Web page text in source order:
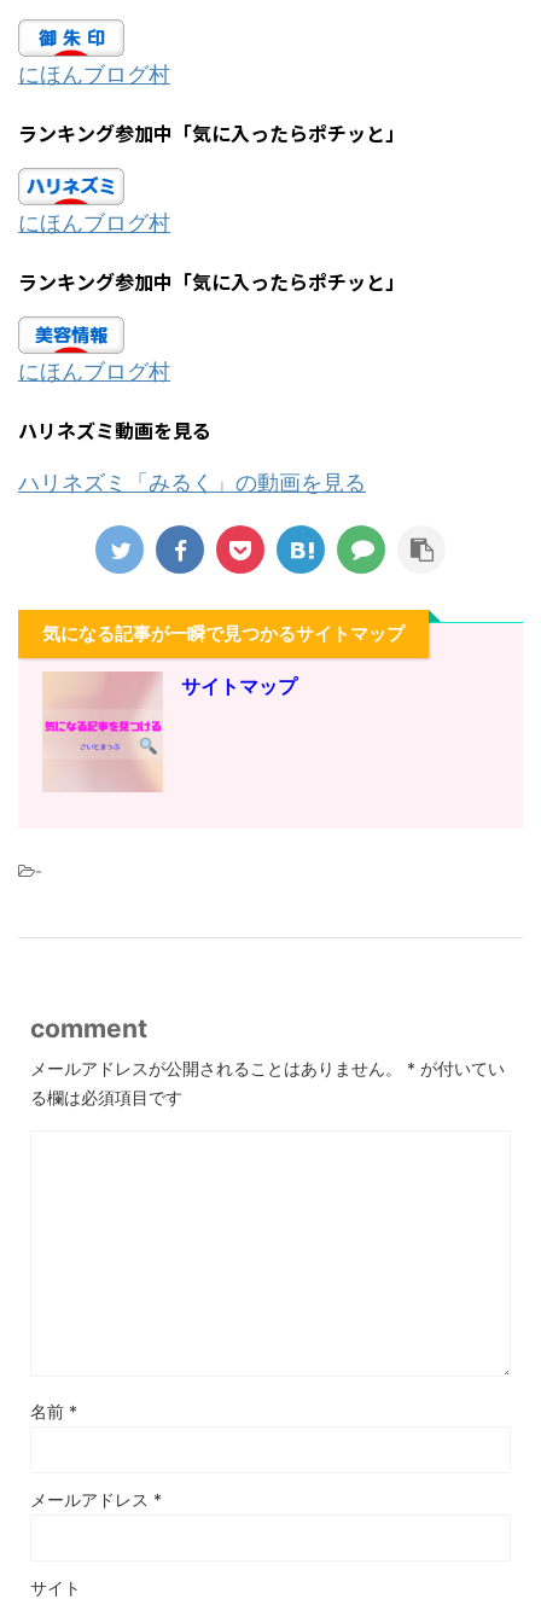
にほんブログ村
ランキング参加中「気に入ったらポチッと」
にほんブログ村
ランキング参加中「気に入ったらポチッと」
にほんブログ村
ハリネズミ動画を見る
ハリネズミ「みるく」の動画を見る
気になる記事が一瞬で見つかるサイトマップ
サイトマップ
-
comment
メールアドレスが公開されることはありません。 * が付いてい
る欄は必須項目です
名前 *
メールアドレス *
サイト